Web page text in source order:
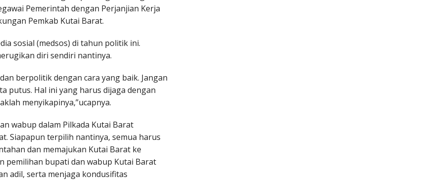
Pemerintah dengan Perjanjian Kerja
Pemkab Kutai Barat.
sosial (medsos) di tahun politik ini.
diri sendiri nantinya.
berpolitik dengan cara yang baik. Jangan
putus. Hal ini yang harus dijaga dengan
menyikapinya,”ucapnya.
wabup dalam Pilkada Kutai Barat
Siapapun terpilih nantinya, semua harus
dan memajukan Kutai Barat ke
pemilihan bupati dan wabup Kutai Barat
adil, serta menjaga kondusifitas